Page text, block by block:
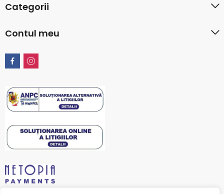
Categorii
Contul meu